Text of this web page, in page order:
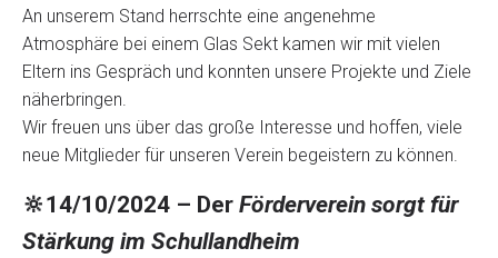
An unserem Stand herrschte eine angenehme
Atmosphäre bei einem Glas Sekt kamen wir mit vielen
Eltern ins Gespräch und konnten unsere Projekte und Ziele
näherbringen.
Wir freuen uns über das große Interesse und hoffen, viele
neue Mitglieder für unseren Verein begeistern zu können.
🔆14/10/2024 – Der Förderverein sorgt für
Stärkung im Schullandheim